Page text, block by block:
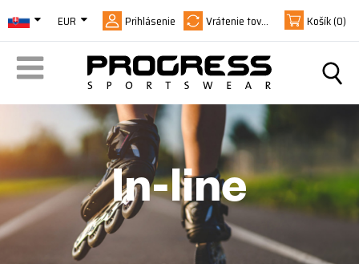
EUR Prihlásenie Vrátenie tovaru Košík(0)
In-line